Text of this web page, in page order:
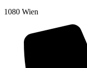
1080 Wien